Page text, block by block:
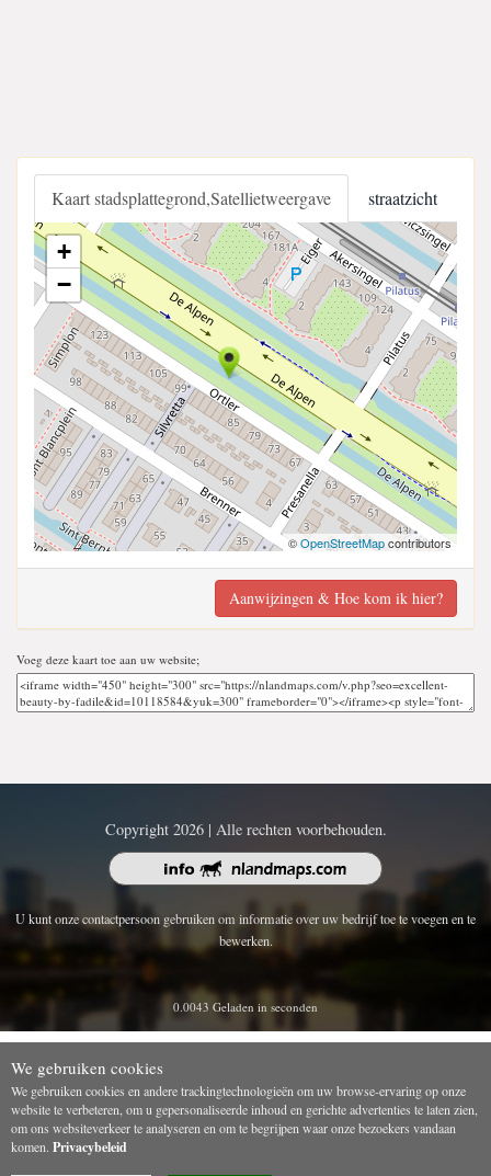
Kaart stadsplattegrond,Satellietweergave straatzicht
+
−
©OpenStreetMapcontributors
Aanwijzingen & Hoe kom ik hier?
Voeg deze kaart toe aan uw website;
Copyright 2026 | Alle rechten voorbehouden.
U kunt onze contactpersoon gebruiken om informatie over uw bedrijf toe te voegen en te
bewerken.
0.0043 Geladen in seconden
We gebruiken cookies
We gebruiken cookies en andere trackingtechnologieën om uw browse-ervaring op onze
website te verbeteren, om u gepersonaliseerde inhoud en gerichte advertenties te laten zien,
om ons websiteverkeer te analyseren en om te begrijpen waar onze bezoekers vandaan
komen. Privacybeleid